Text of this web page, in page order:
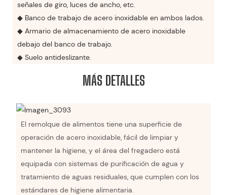
señales de giro, luces de ancho, etc.
◆ Banco de trabajo de acero inoxidable en ambos lados.
◆ Armario de almacenamiento de acero inoxidable
debajo del banco de trabajo.
◆ Suelo antideslizante.
MÁS DETALLES
El remolque de alimentos tiene una superficie de
operación de acero inoxidable, fácil de limpiar y
mantener la higiene, y el área del fregadero está
equipada con sistemas de purificación de agua y
tratamiento de aguas residuales, que cumplen con los
estándares de higiene alimentaria.